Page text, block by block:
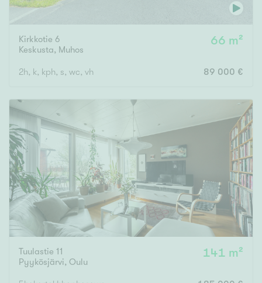
Kirkkotie 6
Keskusta, Muhos
66 m²
2h, k, kph, s, wc, vh 89 000 €
Tuulastie 11
Pyykösjärvi, Oulu
141 m²